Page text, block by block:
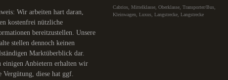
Wir arbeiten hart daran,
kostenfrei nützliche
bereitzustellen. Unsere
stellen dennoch keinen
Marktüberblick dar.
einigen Anbietern erhalten wir
Vergütung, diese hat ggf.
Cabrios, Mittelklasse, Oberklasse, Transporter/Bus,
Kleinwagen, Luxus, Langstrecke, Langstrecke